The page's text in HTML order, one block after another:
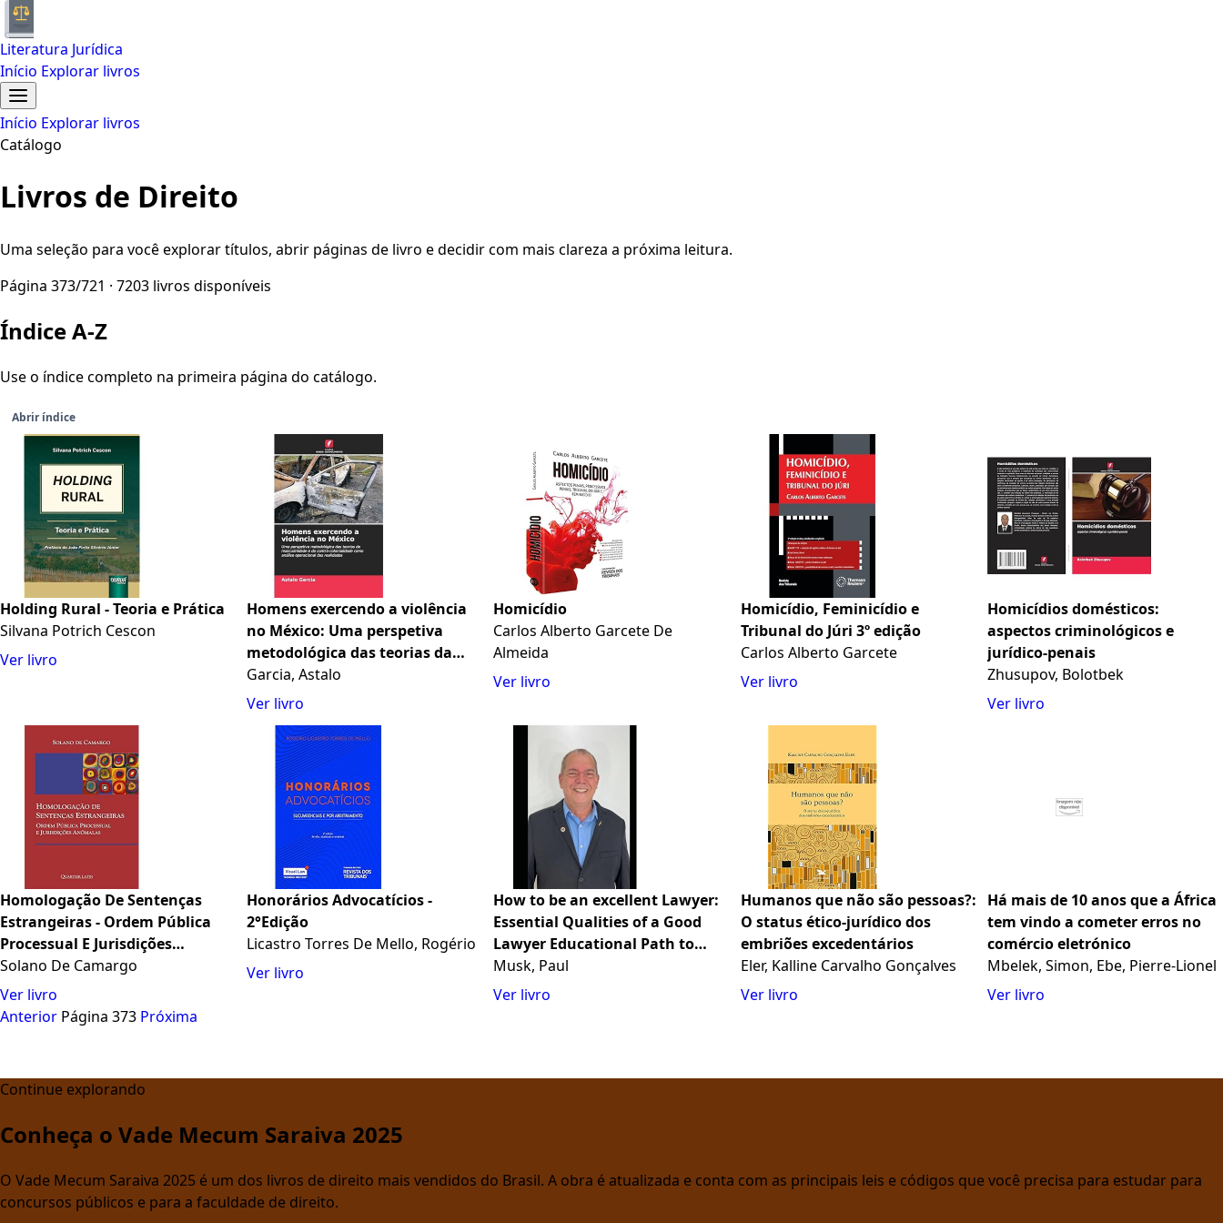
Literatura Jurídica
Início Explorar livros
Início Explorar livros
Catálogo
Livros de Direito
Uma seleção para você explorar títulos, abrir páginas de livro e decidir com mais clareza a próxima leitura.
Página 373/721 · 7203 livros disponíveis
Índice A-Z
Use o índice completo na primeira página do catálogo.
Abrir índice
Holding Rural - Teoria e Prática
Silvana Potrich Cescon
Ver livro
Homens exercendo a violência
no México: Uma perspetiva
metodológica das teorias da
masculinidade e da contra-
colonialidade como análise
Garcia, Astalo
Ver livro
Homicídio
Carlos Alberto Garcete De
Almeida
Ver livro
Homicídio, Feminicídio e
Tribunal do Júri 3º edição
Carlos Alberto Garcete
Ver livro
Homicídios domésticos:
aspectos criminológicos e
jurídico-penais
Zhusupov, Bolotbek
Ver livro
Homologação De Sentenças
Estrangeiras - Ordem Pública
Processual E Jurisdições
Anômalas
Solano De Camargo
Ver livro
Honorários Advocatícios -
2°Edição
Licastro Torres De Mello, Rogério
Ver livro
How to be an excellent Lawyer:
Essential Qualities of a Good
Lawyer Educational Path to
Becoming a Lawyer Gaining
(Portuguese Edition)
Musk, Paul
Ver livro
Humanos que não são pessoas?:
O status ético-jurídico dos
embriões excedentários
Eler, Kalline Carvalho Gonçalves
Ver livro
Há mais de 10 anos que a África
tem vindo a cometer erros no
comércio eletrónico
Mbelek, Simon, Ebe, Pierre-Lionel
Ver livro
Anterior Página 373 Próxima
Continue explorando
Conheça o Vade Mecum Saraiva 2025
O Vade Mecum Saraiva 2025 é um dos livros de direito mais vendidos do Brasil. A obra é atualizada e conta com as principais leis e códigos que você precisa para estudar para
concursos públicos e para a faculdade de direito.